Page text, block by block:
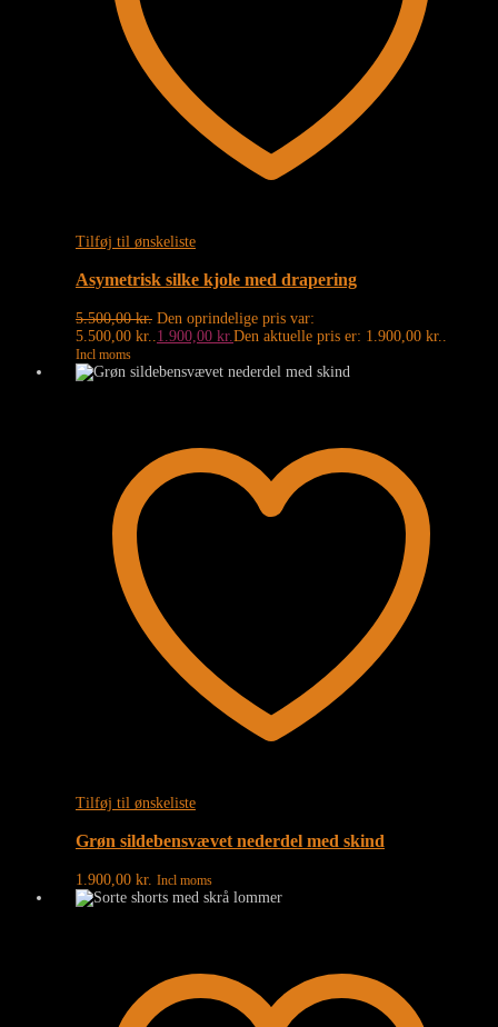
Tilføj til ønskeliste
Asymetrisk silke kjole med drapering
5.500,00kr. Den oprindelige pris var:
5.500,00 kr.. 1.900,00 kr. Den aktuelle pris er: 1.900,00 kr..
Incl moms
Tilføj til ønskeliste
Grøn sildebensvævet nederdel med skind
1.900,00 kr. Incl moms